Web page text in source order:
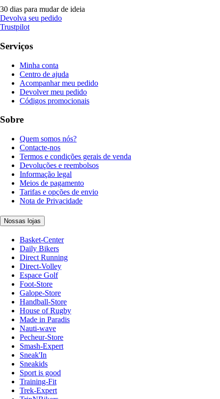
30 dias para mudar de ideia
Devolva seu pedido
Trustpilot
Serviços
Minha conta
Centro de ajuda
Acompanhar meu pedido
Devolver meu pedido
Códigos promocionais
Sobre
Quem somos nós?
Contacte-nos
Termos e condições gerais de venda
Devoluções e reembolsos
Informação legal
Meios de pagamento
Tarifas e opções de envio
Nota de Privacidade
Nossas lojas
Basket-Center
Daily Bikers
Direct Running
Direct-Volley
Espace Golf
Foot-Store
Galope-Store
Handball-Store
House of Rugby
Made in Paradis
Nauti-wave
Pecheur-Store
Smash-Expert
Sneak'In
Sneakids
Sport is good
Training-Fit
Trek-Expert